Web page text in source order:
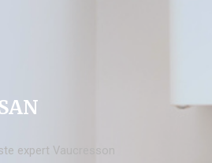
expert Vaucresson